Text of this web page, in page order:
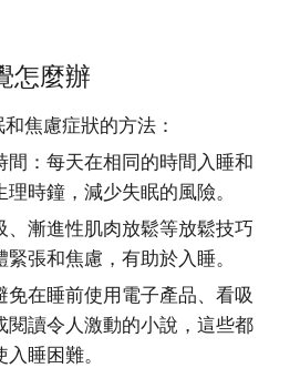
怎麼辦
焦慮症狀的方法：
間：每天在相同的時間入睡和
時鐘，減少失眠的風險。
、漸進性肌肉放鬆等放鬆技巧
張和焦慮，有助於入睡。
免在睡前使用電子產品、看吸
閱讀令人激動的小說，這些都
睡困難。